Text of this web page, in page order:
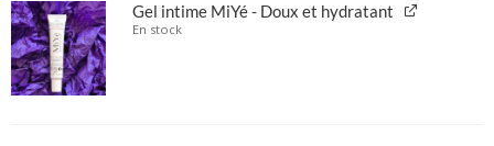
Gel intime MiYé - Doux et hydratant
En stock